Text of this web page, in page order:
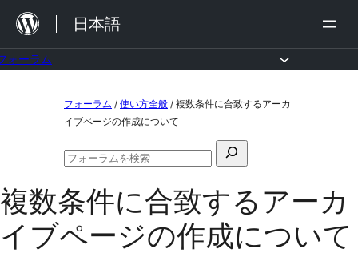
を
日本語
ォーラム
ツ
へ
ス
フォーラム / 使い方全般 / 複数条件に合致するアーカ
イブページの作成について
検
対
象:
フ
ー
ラ
ム
の
複数条件に合致するアーカ
イブページの作成について